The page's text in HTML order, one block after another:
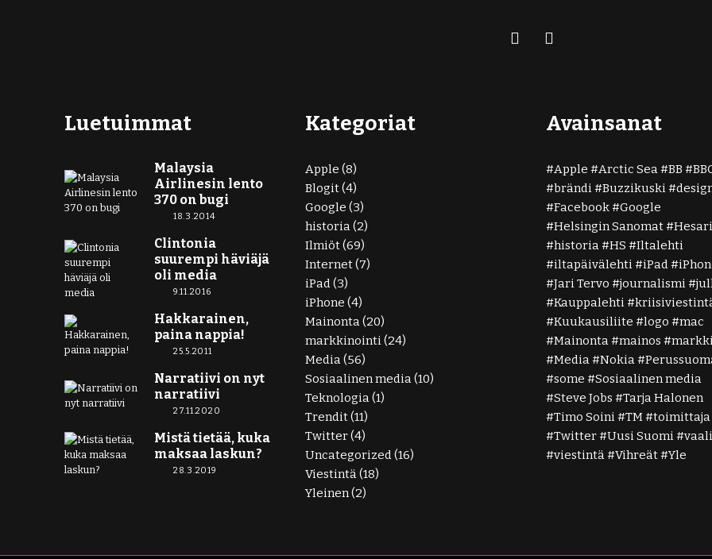
Luetuimmat
Malaysia
Airlinesin lento
370 on bugi
18.3.2014
Clintonia
suurempi häviäjä
oli media
9.11.2016
Hakkarainen,
paina nappia!
25.5.2011
Narratiivi on nyt
narratiivi
27.11.2020
Mistä tietää, kuka
maksaa laskun?
28.3.2019
Kategoriat
Apple (8)
Blogit(4)
Google (3)
historia (2)
Ilmiöt(69)
Internet(7)
iPad (3)
iPhone (4)
Mainonta (20)
markkinointi (24)
Media (56)
Sosiaalinen media (10)
Teknologia (1)
Trendit(11)
Twitter(4)
Uncategorized (16)
Viestintä (18)
Yleinen (2)
Avainsanat
Apple Arctic Sea BB
brändi
Buzzikuski
Facebook
Google
Helsingin Sanomat
Hesari
historia
HS
Iltalehti
iltapäivälehti
iPad
Jari Tervo
journalismi
Kauppalehti
Kuukausiliite
logo
mac
Mainonta
mainos
Media
Nokia
some
Sosiaalinen media
Steve Jobs
Tarja Halonen
Timo Soini
TM
toimittaja
Twitter
Uusi Suomi
viestintä
Vihreät Yle